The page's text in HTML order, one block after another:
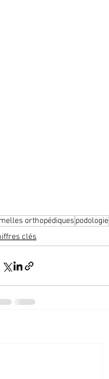
orthopédiques podologie
clés